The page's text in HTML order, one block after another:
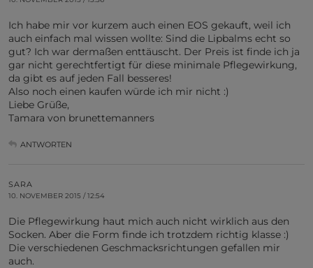
Ich habe mir vor kurzem auch einen EOS gekauft, weil ich
auch einfach mal wissen wollte: Sind die Lipbalms echt so
gut? Ich war dermaßen enttäuscht. Der Preis ist finde ich ja
gar nicht gerechtfertigt für diese minimale Pflegewirkung,
da gibt es auf jeden Fall besseres!
Also noch einen kaufen würde ich mir nicht :)
Liebe Grüße,
Tamara von brunettemanners
ANTWORTEN
SARA
10. NOVEMBER 2015 / 12:54
Die Pflegewirkung haut mich auch nicht wirklich aus den
Socken. Aber die Form finde ich trotzdem richtig klasse :)
Die verschiedenen Geschmacksrichtungen gefallen mir
auch.